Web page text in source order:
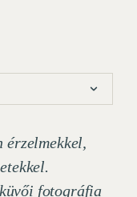
érzelmekkel,
fotográfia